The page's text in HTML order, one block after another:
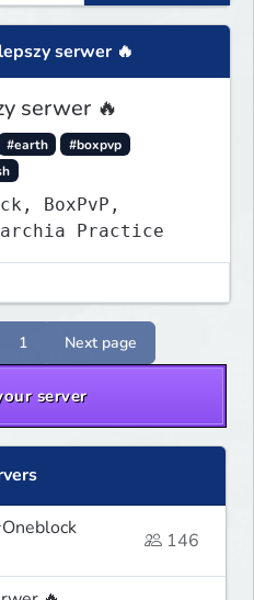
serwer 🔥
serwer 🔥
#earth
#boxpvp
BoxPvP,
Practice
1 Next page
server
146